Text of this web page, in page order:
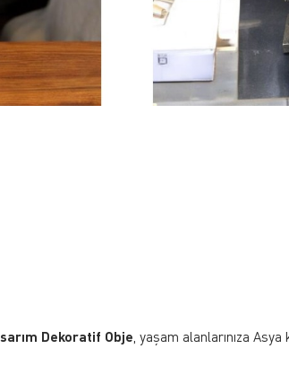
Dekoratif Obje , yaşam alanlarınıza